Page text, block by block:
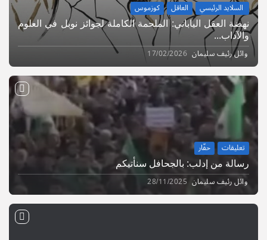
السلايد الرئيسي العاقل كوزموس
نهضة العقل الياباني: الملحمة الكاملة لجوائز نوبل في العلوم
والآداب...
وائل رئيف سليمان 17/02/2026
تعليقات حفّار
رسالة من إدلب: بالجحافل سنأتيكم
وائل رئيف سليمان 28/11/2025